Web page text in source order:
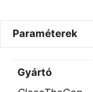
Paraméterek
Gyártó